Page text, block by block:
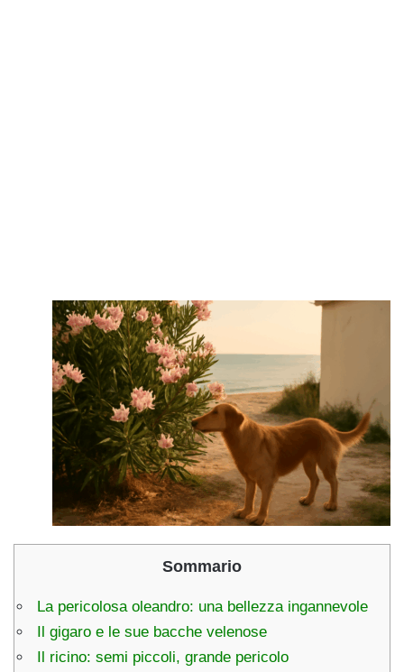
Sommario
La pericolosa oleandro: una bellezza ingannevole
Il gigaro e le sue bacche velenose
Il ricino: semi piccoli, grande pericolo